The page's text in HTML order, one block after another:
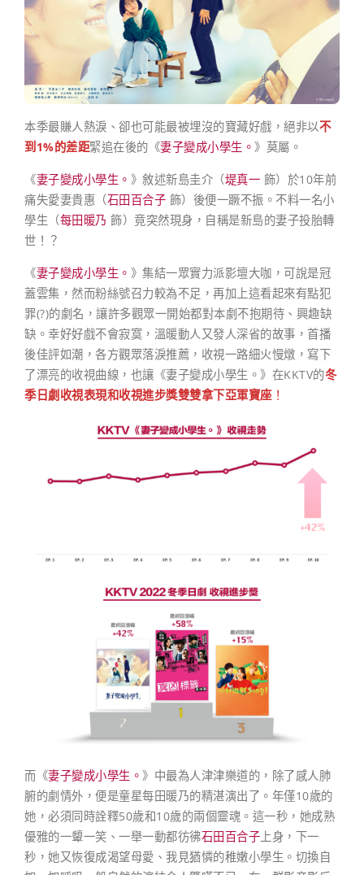
本季最賺人熱淚、卻也可能最被埋沒的寶藏好戲，絕非以不
到1%的差距緊追在後的《妻子變成小學生。 》莫屬。
《妻子變成小學生。 》敘述新島圭介（堤真一 飾）於10年前
痛失愛妻貴惠（石田百合子 飾）後便一蹶不振。不料一名小
學生（每田暖乃 飾）竟突然現身，自稱是新島的妻子投胎轉
世！？
《妻子變成小學生。 》集結一眾實力派影壇大咖，可說是冠
蓋雲集，然而粉絲號召力較為不足，再加上這看起來有點犯
罪(?)的劇名，讓許多觀眾一開始都對本劇不抱期待、興趣缺
缺。幸好好戲不會寂寞，溫暖動人又發人深省的故事，首播
後佳評如潮，各方觀眾落淚推薦，收視一路細火慢燉，寫下
了漂亮的收視曲線，也讓《妻子變成小學生。》在KKTV的冬
季日劇收視表現和收視進步獎雙雙拿下亞軍寶座！
而《妻子變成小學生。 》中最為人津津樂道的，除了感人肺
腑的劇情外，便是童星每田暖乃的精湛演出了。年僅10歲的
她，必須同時詮釋50歲和10歲的兩個靈魂。這一秒，她成熟
優雅的一顰一笑、一舉一動都彷彿石田百合子 上身，下一
秒，她又恢復成渴望母愛、我見猶憐的稚嫩小學生。切換自